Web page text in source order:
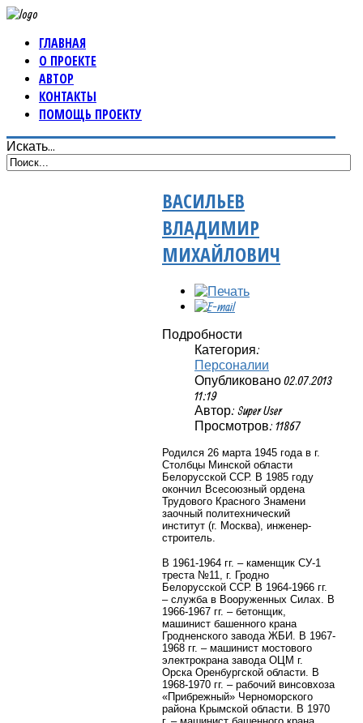
ГЛАВНАЯ
О ПРОЕКТЕ
АВТОР
КОНТАКТЫ
ПОМОЩЬ ПРОЕКТУ
Искать...
ВАСИЛЬЕВ
ВЛАДИМИР
МИХАЙЛОВИЧ
Подробности
Категория:
Персоналии
Опубликовано 02.07.2013
11:19
Автор: Super User
Просмотров: 11867
Родился 26 марта 1945 года в г.
Столбцы Минской области
Белорусской ССР. В 1985 году
окончил Всесоюзный ордена
Трудового Красного Знамени
заочный политехнический
институт (г. Москва), инженер-
строитель.
В 1961-1964 гг. – каменщик СУ-1
треста №11, г. Гродно
Белорусской ССР. В 1964-1966 гг.
– служба в Вооруженных Силах. В
1966-1967 гг. – бетонщик,
машинист башенного крана
Гродненского завода ЖБИ. В 1967-
1968 гг. – машинист мостового
электрокрана завода ОЦМ г.
Орска Оренбургской области. В
1968-1970 гг. – рабочий винсовхоза
«Прибрежный» Черноморского
района Крымской области. В 1970